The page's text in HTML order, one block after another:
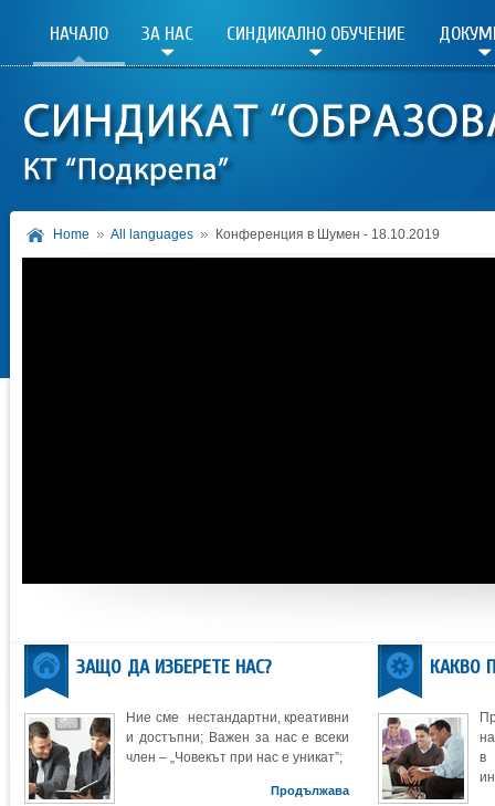
НАЧАЛО ЗА НАС СИНДИКАЛНО ОБУЧЕНИЕ
Home All languages Конференция в Шумен - 18.10.2019
ЗАЩО ДА ИЗБЕРЕТЕ НАС?
Ние сме нестандартни, креативни
и достъпни; Важен за нас е всеки
член – „Човекът при нас е уникат”;
Продължава
КАКВО
в